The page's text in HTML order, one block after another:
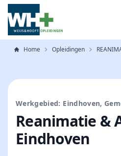
Home Opleidingen
Werkgebied: Eindhoven,
Reanimatie &
Eindhoven